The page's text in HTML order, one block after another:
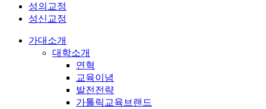
성의교정
성신교정
가대소개
대학소개
연혁
교육이념
발전전략
가톨릭교육브랜드